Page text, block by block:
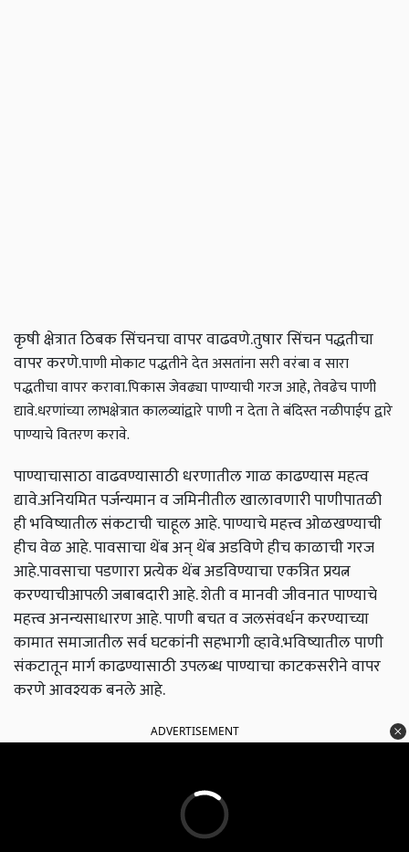
कृषी क्षेत्रात ठिबक सिंचनचा वापर वाढवणे.तुषार सिंचन पद्धतीचा
वापर करणे.पाणी मोकाट पद्धतीने देत असतांना सरी वरंबा व सारा
पद्धतीचा वापर करावा.पिकास जेवढ्या पाण्याची गरज आहे, तेवढेच पाणी
द्यावे.धरणांच्या लाभक्षेत्रात कालव्यांद्वारे पाणी न देता ते बंदिस्त नळीपाईप द्वारे
पाण्याचे वितरण करावे.
पाण्याचासाठा वाढवण्यासाठी धरणातील गाळ काढण्यास महत्व
द्यावे.अनियमित पर्जन्यमान व जमिनीतील खालावणारी पाणीपातळी
ही भविष्यातील संकटाची चाहूल आहे. पाण्याचे महत्त्व ओळखण्याची
हीच वेळ आहे. पावसाचा थेंब अन् थेंब अडविणे हीच काळाची गरज
आहे.पावसाचा पडणारा प्रत्येक थेंब अडविण्याचा एकत्रित प्रयत्न
करण्याचीआपली जबाबदारी आहे. शेती व मानवी जीवनात पाण्याचे
महत्त्व अनन्यसाधारण आहे. पाणी बचत व जलसंवर्धन करण्याच्या
कामात समाजातील सर्व घटकांनी सहभागी व्हावे.भविष्यातील पाणी
संकटातून मार्ग काढण्यासाठी उपलब्ध पाण्याचा काटकसरीने वापर
करणे आवश्यक बनले आहे.
ADVERTISEMENT